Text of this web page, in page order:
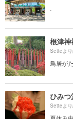
.
根津神
Setteよ
鳥居が
ひみつ
Setteよ